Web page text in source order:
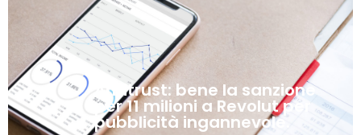
Antitrust: bene la sanzione
per 11 milioni a Revolut per
pubblicità ingannevole.